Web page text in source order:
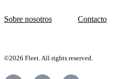
Sobre nosotros Contacto
©2026 Fleet. All rights reserved.